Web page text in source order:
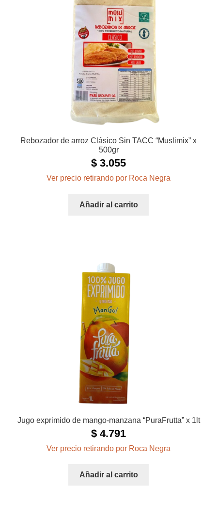
Rebozador de arroz Clásico Sin TACC “Muslimix” x
500gr
$ 3.055
Ver precio retirando por Roca Negra
Añadir al carrito
Jugo exprimido de mango-manzana “PuraFrutta” x 1lt
$ 4.791
Ver precio retirando por Roca Negra
Añadir al carrito